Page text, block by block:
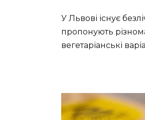
У Львові існує
пропонують
вегетаріанські